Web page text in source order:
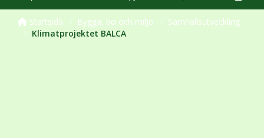
Startsida Bygga, bo och miljö
Samhällsutveckling
Klimatprojektet BALCA